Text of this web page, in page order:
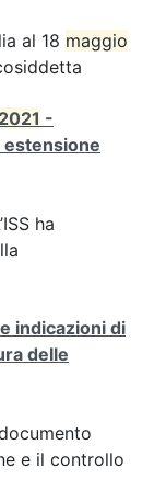
al 18 maggio
2021 -
estensione
ha
indicazioni di
delle
e il controllo